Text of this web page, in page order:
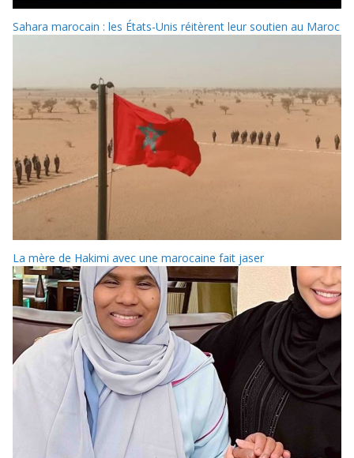
Sahara marocain : les États-Unis réitèrent leur soutien au Maroc
La mère de Hakimi avec une marocaine fait jaser